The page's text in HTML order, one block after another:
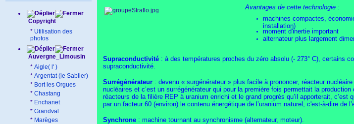
Copyright
* Utilisation des
photos
Auvergne_Limousin
* Aigle( l' )
* Argentat (le Sablier)
* Bort les Orgues
* Chastang
* Enchanet
* Grandval
* Marèges
Avantages de cette technologie :
machines compactes,
installation)
moment d'inertie important
alternateur plus largement
Supraconductivité : à des températures proches du zéro absolu (- 273° C), certains
supraconductivité.
Surrégénérateur : devenu « surgénérateur » plus facile à prononcer, réacteur
nucléaires et c’est un surrégénérateur qui pour la première fois permettait la
réacteurs de la filière REP à uranium enrichi et le grand progrès qu’il apporterait,
par un facteur 60 (environ) le contenu énergétique de l’uranium naturel, c'est-à-dire de
Synchrone : machine tournant au synchronisme (alternateur, moteur).